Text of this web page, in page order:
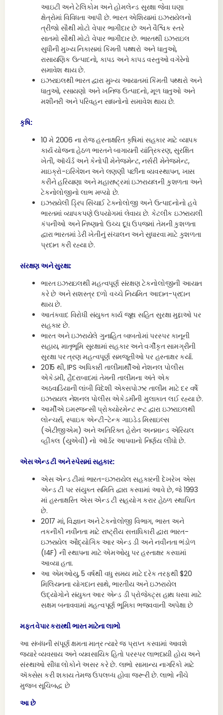
આઇટી અને ટેલિકોમ અને હોમલેન્ડ સુરક્ષા જેવા ઘણા
ક્ષેત્રોમાં વિવિધતા આપી છે. ભારત એશિયામાં ઇઝરાયેલનો
ત્રીજો સૌથી મોટો વેપાર ભાગીદાર છે અને વૈશ્વિક સ્તરે
સાતમો સૌથી મોટો વેપાર ભાગીદાર છે. ભારતથી ઇઝરાઇલ
સુધીની મુખ્ય નિકાસમાં કિંમતી પથ્થરો અને ધાતુઓ,
રાસાયણિક ઉત્પાદનો, કાપડ અને કાપડ વસ્તુઓ વગેરેનો
સમાવેશ થાય છે.
ઇઝરાઇલથી ભારત દ્વારા મુખ્ય આયાતમાં કિંમતી પથ્થરો અને
ધાતુઓ, રસાયણો અને ખનિજ ઉત્પાદનો, મૂળ ધાતુઓ અને
મશીનરી અને પરિવહન સાધનોનો સમાવેશ થાય છે.
કૃષિ:
10 મે 2006 ના રોજ હસ્તાક્ષરિત કૃષિમાં સહકાર માટે વ્યાપક
કાર્ય યોજના હેઠળ ભારતને બાગાયતી યાંત્રિકરણ, સુરક્ષિત
ખેતી, ઑર્ચર્ડ અને કેનોપી મેનેજમેન્ટ, નર્સરી મેનેજમેન્ટ,
માઇક્રો-ઇરિગેશન અને લણણી પછીના વ્યવસ્થાપન, ખાસ
કરીને હરિયાણા અને મહારાષ્ટ્રમાં ઇઝરાયલની કુશળતા અને
ટેકનોલોજીનો લાભ મળ્યો છે.
ઇઝરાયેલી ડ્રિપ સિંચાઈ ટેકનોલોજી અને ઉત્પાદનોનો હવે
ભારતમાં વ્યાપકપણે ઉપયોગમાં લેવાય છે. કેટલીક ઇઝરાયલી
કંપનીઓ અને નિષ્ણાતો ઉચ્ચ દૂધ ઉપજમાં તેમની કુશળતા
દ્વારા ભારતમાં ડેરી ખેતીનું સંચાલન અને સુધારવા માટે કુશળતા
પ્રદાન કરી રહ્યા છે.
સંરક્ષણ અને સુરક્ષા:
ભારત ઇઝરાઇલથી મહત્વપૂર્ણ સંરક્ષણ ટેકનોલોજીની આયાત
કરે છે અને સશસ્ત્ર દળો વચ્ચે નિયમિત આદાન-પ્રદાન
થાય છે.
આતંકવાદ વિરોધી સંયુક્ત કાર્ય જૂથ સહિત સુરક્ષા મુદ્દાઓ પર
સહકાર છે.
ભારત અને ઇઝરાયેલે ગુનાહિત બાબતોમાં પરસ્પર કાનૂની
સહાય, માતૃભૂમિ સુરક્ષામાં સહકાર અને વર્ગીકૃત સામગ્રીની
સુરક્ષા પર ત્રણ મહત્વપૂર્ણ સમજૂતીઓ પર હસ્તાક્ષર કર્યા.
2015 થી, IPS અધિકારી તાલીમાર્થીઓ નેશનલ પોલીસ
એકેડમી, હૈદરાબાદમાં તેમની તાલીમના અંતે એક
અઠવાડિયાની લાંબી વિદેશી એક્સપોઝર તાલીમ માટે દર વર્ષે
ઇઝરાયલ નેશનલ પોલીસ એકેડમીની મુલાકાત લઈ રહ્યા છે.
આર્મીએ ઇમરજન્સી પ્રોક્યોરમેન્ટ રૂટ દ્વારા ઇઝરાઇલથી
લોન્ચર્સ, સ્પાઇક એન્ટી-ટેન્ક ગાઇડેડ મિસાઇલ્સ
(એટીજીએમ) અને અતિરિક્ત હેરોન અનમાન્ડ એરિયલ
વ્હીકલ (યુએવી) નો ઑર્ડર આપવાનો નિર્ણય લીધો છે.
એસ એન્ડ ટી અને સ્પેસમાં સહકાર:
એસ એન્ડ ટીમાં ભારત-ઇઝરાયેલ સહકારની દેખરેખ એસ
એન્ડ ટી પર સંયુક્ત સમિતિ દ્વારા કરવામાં આવે છે, જે 1993
માં હસ્તાક્ષરિત એસ એન્ડ ટી સહયોગ કરાર હેઠળ સ્થાપિત
છે.
2017 માં, વિજ્ઞાન અને ટેકનોલોજી વિભાગ, ભારત અને
તકનીકી નવીનતા માટે રાષ્ટ્રીય સત્તાધિકારી દ્વારા ભારત-
ઇઝરાયેલ ઔદ્યોગિક આર એન્ડ ડી અને નવીનતા ભંડોળ
(I4F) ની સ્થાપના માટે એમઓયુ પર હસ્તાક્ષર કરવામાં
આવ્યા હતા.
આ એમઓયુ, 5 વર્ષથી વધુ સમય માટે દરેક તરફથી $20
મિલિયનના યોગદાન સાથે, ભારતીય અને ઇઝરાયેલ
ઉદ્યોગોને સંયુક્ત આર એન્ડ ડી પ્રોજેક્ટ્સ હાથ ધરવા માટે
સક્ષમ બનાવવામાં મહત્વપૂર્ણ ભૂમિકા ભજવવાની અપેક્ષા છે
મફત વેપાર કરારથી ભારત માટેના લાભો
આ સંબંધની સંપૂર્ણ ક્ષમતા માત્ર ત્યારે જ પ્રાપ્ત કરવામાં આવશે
જ્યારે વ્યવસાય અને વ્યવસાયિક હિતો પરસ્પર લાભદાયી હોય અને
સંસ્થાઓ સીધા લોકોને અસર કરે છે. લાભો સામાન્ય નાગરિકો માટે
ઍક્સેસ કરી શકાય તેમજ ઉપલબ્ધ હોવા જરૂરી છે. લાભો નીચે
મુજબ સૂચિબદ્ધ છે
આ છે